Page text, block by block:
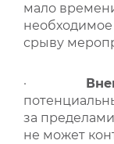
мало
срыву
·
за
не может